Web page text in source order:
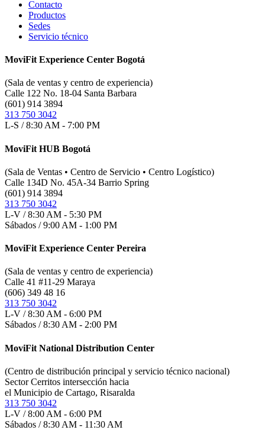
Contacto
Productos
Sedes
Servicio técnico
MoviFit Experience Center Bogotá
(Sala de ventas y centro de experiencia)
Calle 122 No. 18-04 Santa Barbara
(601) 914 3894
313 750 3042
L-S / 8:30 AM - 7:00 PM
MoviFit HUB Bogotá
(Sala de Ventas • Centro de Servicio • Centro Logístico)
Calle 134D No. 45A-34 Barrio Spring
(601) 914 3894
313 750 3042
L-V / 8:30 AM - 5:30 PM
Sábados / 9:00 AM - 1:00 PM
MoviFit Experience Center Pereira
(Sala de ventas y centro de experiencia)
Calle 41 #11-29 Maraya
(606) 349 48 16
313 750 3042
L-V / 8:30 AM - 6:00 PM
Sábados / 8:30 AM - 2:00 PM
MoviFit National Distribution Center
(Centro de distribución principal y servicio técnico nacional)
Sector Cerritos intersección hacia
el Municipio de Cartago, Risaralda
313 750 3042
L-V / 8:00 AM - 6:00 PM
Sábados / 8:30 AM - 11:30 AM